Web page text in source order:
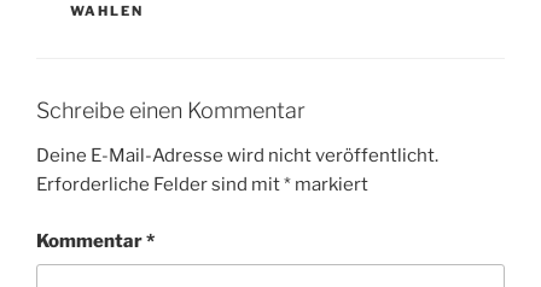
WAHLEN
Schreibe einen Kommentar
Deine E-Mail-Adresse wird nicht veröffentlicht.
Erforderliche Felder sind mit* markiert
Kommentar*